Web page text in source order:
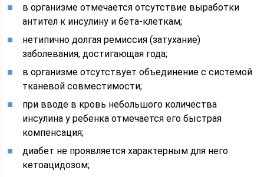
в организме отмечается отсутствие выработки
антител к инсулину и бета-клеткам;
нетипично долгая ремиссия (затухание)
заболевания, достигающая года;
в организме отсутствует объединение с системой
тканевой совместимости;
при вводе в кровь небольшого количества
инсулина у ребенка отмечается его быстрая
компенсация;
диабет не проявляется характерным для него
кетоацидозом;